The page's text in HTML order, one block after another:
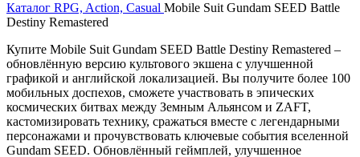
Каталог RPG, Action, Casual Mobile Suit Gundam SEED Battle
Destiny Remastered
Купите Mobile Suit Gundam SEED Battle Destiny Remastered –
обновлённую версию культового экшена с улучшенной
графикой и английской локализацией. Вы получите более 100
мобильных доспехов, сможете участвовать в эпических
космических битвах между Земным Альянсом и ZAFT,
кастомизировать технику, сражаться вместе с легендарными
персонажами и прочувствовать ключевые события вселенной
Gundam SEED. Обновлённый геймплей, улучшенное